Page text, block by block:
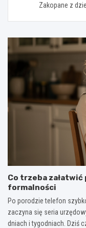
Zakopane z
Co trzeba
formalności
Po porodzie telefon
zaczyna się seria
dniach i tygodniach. Dziś